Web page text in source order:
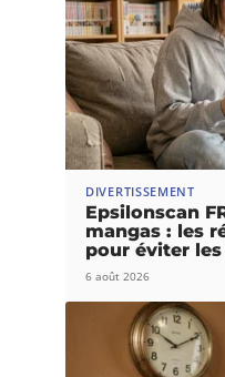
DIVERTISSEMENT
Epsilonscan
mangas : les
pour éviter
6 août 2026